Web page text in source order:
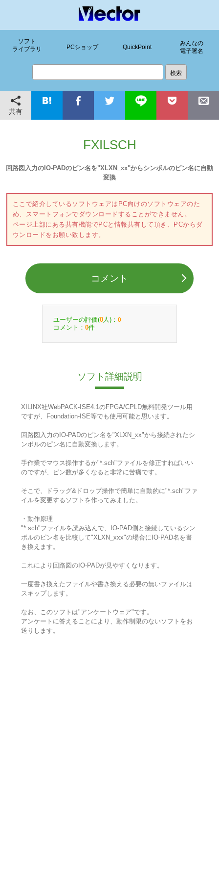
ソフト
ライブラリ
PCショップ QuickPoint
みんなの
電子署名
共有
FXILSCH
回路図入力のIO-PADのピン名を"XLXN_xx"からシンボルのピン名に自動
変換
ここで紹介しているソフトウェアはPC向けのソフトウェアのた
め、スマートフォンでダウンロードすることができません。
ページ上部にある共有機能でPCと情報共有して頂き、PCからダ
ウンロードをお願い致します。
コメント
ユーザーの評価(0 人)： 0
コメント： 0件
ソフト詳細説明
XILINX社WebPACK-ISE4.1のFPGA/CPLD無料開発ツール用
ですが、Foundation-ISE等でも使用可能と思います。
回路図入力のIO-PADのピン名を"XLXN_xx"から接続されたシ
ンボルのピン名に自動変換します。
手作業でマウス操作するか"*.sch"ファイルを修正すればいい
のですが、ピン数が多くなると非常に苦痛です。
そこで、ドラッグ&ドロップ操作で簡単に自動的に"*.sch"ファ
イルを変更するソフトを作ってみました。
・動作原理
"*.sch"ファイルを読み込んで、IO-PAD側と接続しているシン
ボルのピン名を比較して"XLXN_xxx"の場合にIO-PAD名を書
き換えます。
これにより回路図のIO-PADが見やすくなります。
一度書き換えたファイルや書き換える必要の無いファイルは
スキップします。
なお、このソフトは"アンケートウェア"です。
アンケートに答えることにより、動作制限のないソフトをお
送りします。